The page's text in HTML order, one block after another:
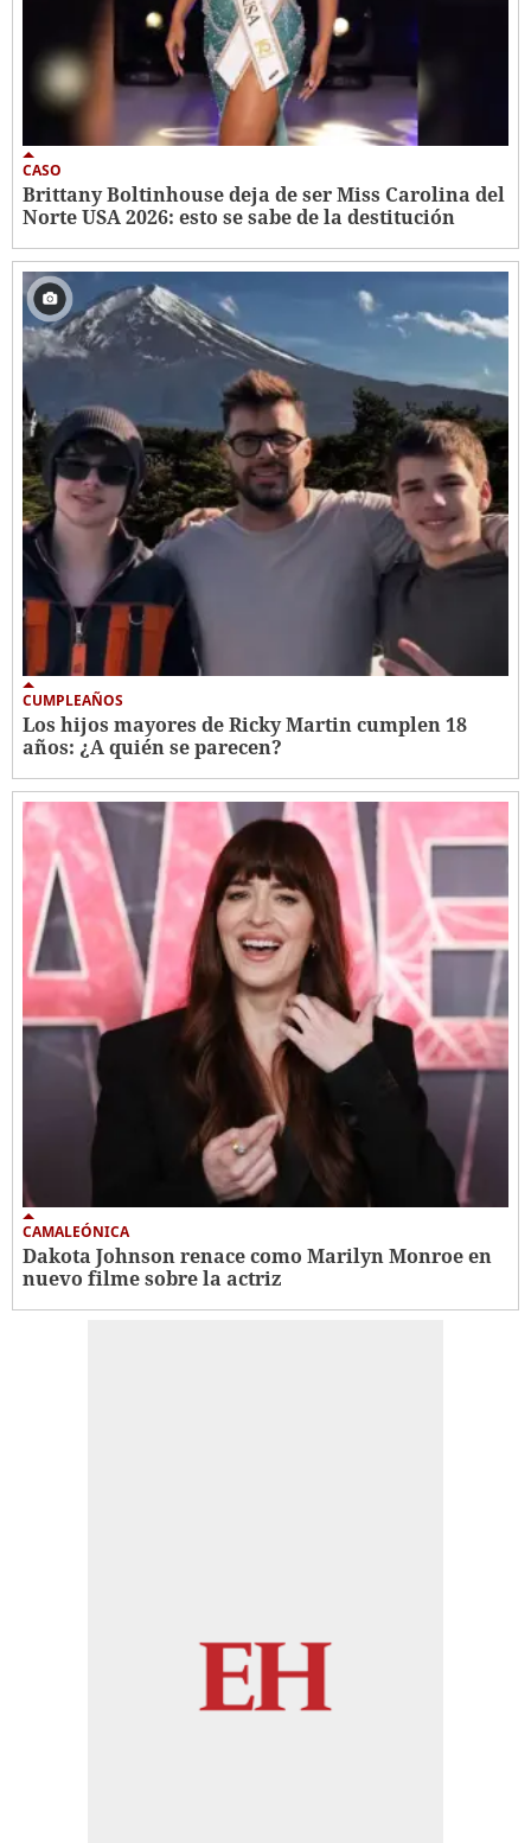
CASO
Brittany Boltinhouse deja de ser Miss Carolina del
Norte USA 2026: esto se sabe de la destitución
CUMPLEAÑOS
Los hijos mayores de Ricky Martin cumplen 18
años: ¿A quién se parecen?
CAMALEÓNICA
Dakota Johnson renace como Marilyn Monroe en
nuevo filme sobre la actriz